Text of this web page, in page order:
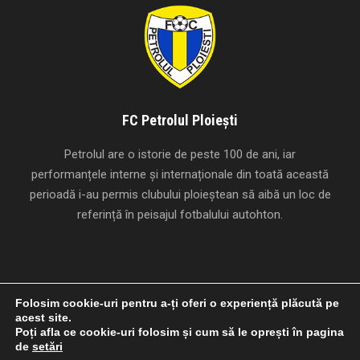
FC Petrolul Ploiești
Petrolul are o istorie de peste 100 de ani, iar
performanțele interne și internaționale din toată această
perioadă i-au permis clubului ploieștean să aibă un loc de
referință în peisajul fotbalului autohton.
Creat cu
Copyright 1924-2026 FC Petrolul Ploiești, Toate drepturile
Folosim cookie-uri pentru a-ți oferi o experiență plăcută pe
acest site.
Poți afla ce cookie-uri folosim și cum să le oprești în pagina
de setări